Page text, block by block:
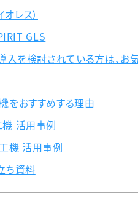
レス）
GLS
入を検討されている方は、お
をおすすめする理由
機 活用事例
機 活用事例
ち資料